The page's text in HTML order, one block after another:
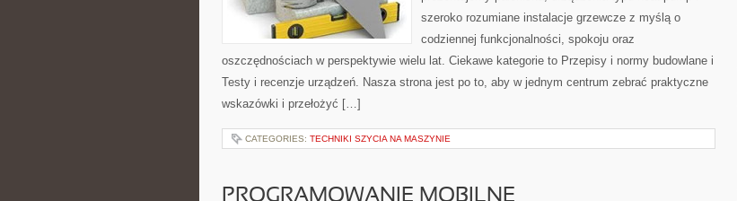
szeroko rozumiane instalacje grzewcze z myślą o
codziennej funkcjonalności, spokoju oraz
oszczędnościach w perspektywie wielu lat. Ciekawe kategorie to Przepisy i normy budowlane i
Testy i recenzje urządzeń. Nasza strona jest po to, aby w jednym centrum zebrać praktyczne
wskazówki i przełożyć […]
CATEGORIES: TECHNIKI SZYCIA NA MASZYNIE
PROGRAMOWANIE MOBILNE